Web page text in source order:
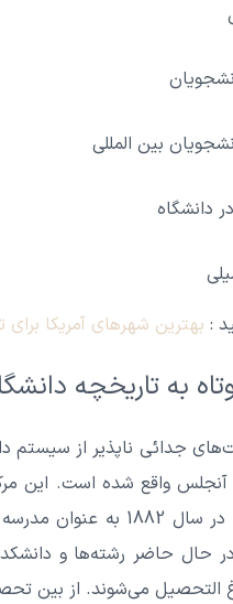
بین المللی
دانشگاه
: بهترین شهرهای آمریکا
به تاریخچه
جدائی ناپذیر از سیستم
واقع شده است. این
این دانشگاه در
التحصیل می‌شوند. از بین